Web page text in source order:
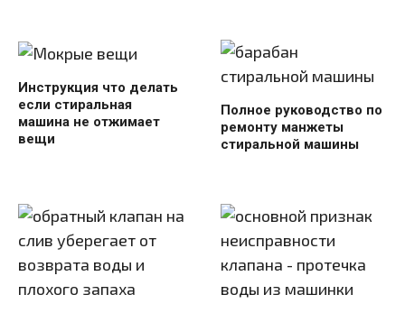
Инструкция что делать
если стиральная
машина не отжимает
вещи
Полное руководство по
ремонту манжеты
стиральной машины